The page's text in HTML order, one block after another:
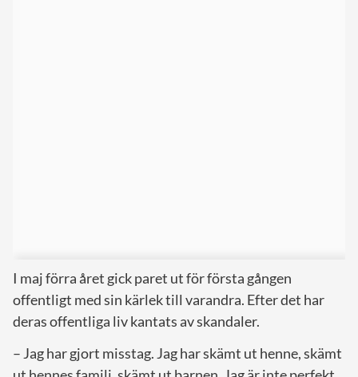
I maj förra året gick paret ut för första gången
offentligt med sin kärlek till varandra. Efter det har
deras offentliga liv kantats av skandaler.
– Jag har gjort misstag. Jag har skämt ut henne, skämt